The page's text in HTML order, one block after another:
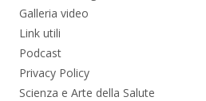
Galleria video
Link utili
Podcast
Privacy Policy
Scienza e Arte della Salute